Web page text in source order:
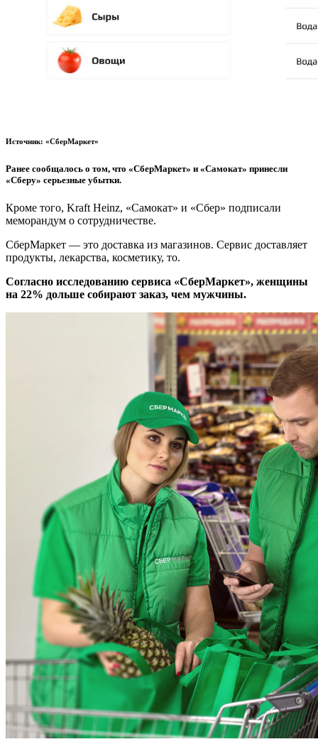
Источник: «СберМаркет»
Ранее сообщалось о том, что «СберМаркет» и «Самокат» принесли
«Сберу» серьезные убытки.
Кроме того, Kraft Heinz, «Самокат» и «Сбер» подписали
меморандум о сотрудничестве.
СберМаркет — это доставка из магазинов. Сервис доставляет
продукты, лекарства, косметику, то.
Согласно исследованию сервиса «СберМаркет», женщины
на 22% дольше собирают заказ, чем мужчины.